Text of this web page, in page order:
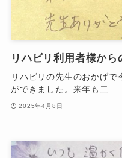
リハビリ利用者様から
リハビリの先生のおかげで
ができました。来年も二…
2025年4月8日